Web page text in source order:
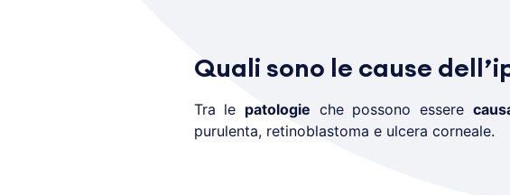
Quali sono le cause
Tra le patologie che possono essere
purulenta, retinoblastoma e ulcera corneale.